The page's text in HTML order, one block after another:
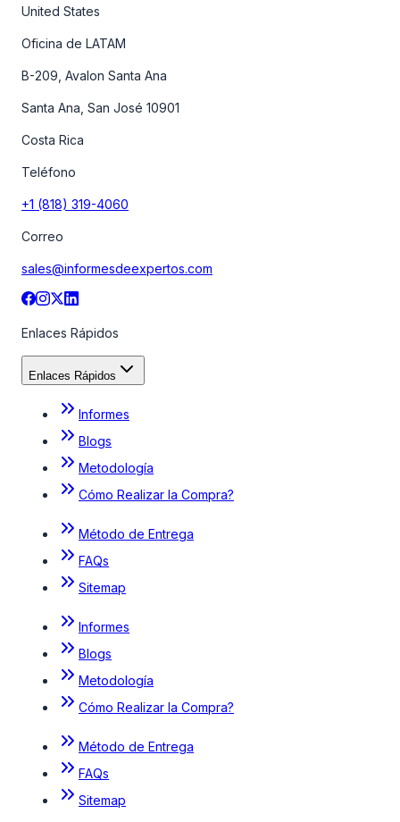
United States
Oficina de LATAM
B-209, Avalon Santa Ana
Santa Ana, San José 10901
Costa Rica
Teléfono
+1 (818) 319-4060
Correo
sales@informesdeexpertos.com
Enlaces Rápidos
Enlaces Rápidos
Informes
Blogs
Metodología
Cómo Realizar la Compra?
Método de Entrega
FAQs
Sitemap
Informes
Blogs
Metodología
Cómo Realizar la Compra?
Método de Entrega
FAQs
Sitemap